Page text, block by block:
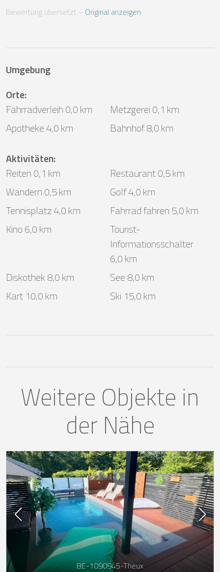
Bewertung übersetzt – Original anzeigen
Umgebung
Orte:
Fahrradverleih 0,0 km
Metzgerei 0,1 km
Apotheke 4,0 km
Bahnhof 8,0 km
Aktivitäten:
Reiten 0,1 km
Restaurant 0,5 km
Wandern 0,5 km
Golf 4,0 km
Tennisplatz 4,0 km
Fahrrad fahren 5,0 km
Kino 6,0 km
Tourist-
Informationsschalter
6,0 km
Diskothek 8,0 km
See 8,0 km
Kart 10,0 km
Ski 15,0 km
Weitere Objekte in
der Nähe
BE-1090945-Theux